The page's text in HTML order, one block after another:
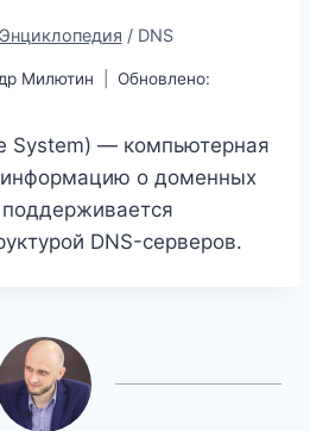
Энциклопедия / DNS
Милютин Обновлено:
System) — компьютерная
о доменных
DNS-серверов.